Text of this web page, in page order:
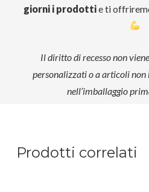
giorni i prodottie ti
Il diritto di recesso non
personalizzati o a articoli non
nell’imballaggio
Prodotti correlati